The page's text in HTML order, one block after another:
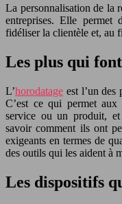
La personnalisation de la
entreprises. Elle permet
fidéliser la clientèle et, au
Les plus qui
L’horodatage est l’un
C’est ce qui permet
service ou un produit,
savoir comment ils ont
exigeants en termes de
des outils qui les aident à
Les dispositifs